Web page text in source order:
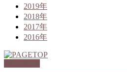
2019年
2018年
2017年
2016年